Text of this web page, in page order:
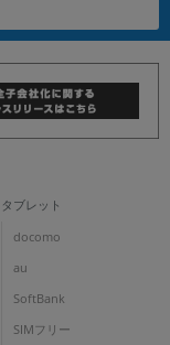
タブレット
docomo
au
SoftBank
SIMフリー